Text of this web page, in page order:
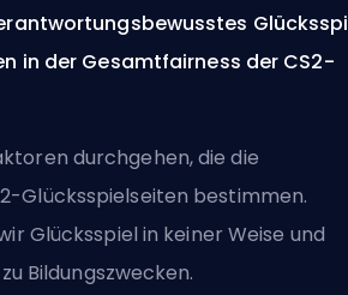
in der Gesamtfairness der CS2-
durchgehen, die die
Glücksspielseiten bestimmen.
Glücksspiel in keiner Weise und
Bildungszwecken.